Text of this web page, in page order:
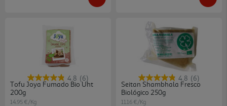
4.8 (6)
Tofu Joya Fumado Bio Uht
200g
14.95 €/Kg
4.8 (6)
Seitan Shambhala Fresco
Biológico 250g
11.16 €/Kg